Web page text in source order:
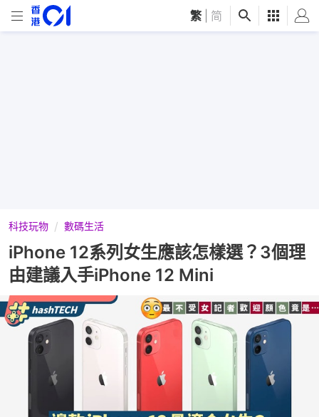
繁 简
科技玩物 數碼生活
iPhone 12系列女生應該怎樣選？3個理
由建議入手iPhone 12 Mini